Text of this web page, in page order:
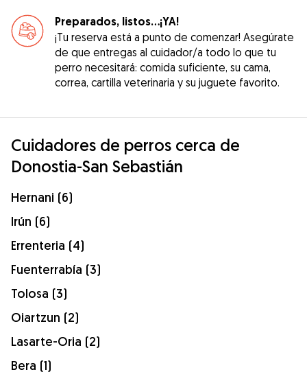
Preparados, listos...¡YA!
¡Tu reserva está a punto de comenzar! Asegúrate
de que entregas al cuidador/a todo lo que tu
perro necesitará: comida suficiente, su cama,
correa, cartilla veterinaria y su juguete favorito.
Cuidadores de perros cerca de
Donostia-San Sebastián
Hernani (6)
Irún (6)
Errenteria (4)
Fuenterrabía (3)
Tolosa (3)
Oiartzun (2)
Lasarte-Oria (2)
Bera (1)